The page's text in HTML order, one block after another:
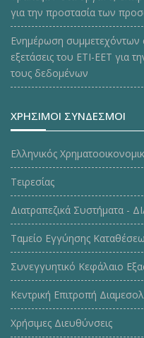
για την προστασία των
Ενημέρωση συμμετεχόντων
εξετάσεις του ΕΤΙ-ΕΕΤ για
τους δεδομένων
ΧΡΗΣΙΜΟΙ ΣΥΝΔΕΣΜΟΙ
Ελληνικός
Τειρεσίας
Διατραπεζικά Συστήματα -
Ταμείο Εγγύησης
Συνεγγυητικό Κεφάλαιο
Κεντρική Επιτροπή
Χρήσιμες Διευθύνσεις